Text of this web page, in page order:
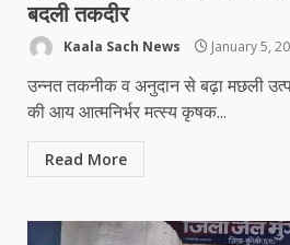
बदली तकदीर
Kaala Sach News January 5,
उन्नत तकनीक व अनुदान से बढ़ा मछली
की आय आत्मनिर्भर मत्स्य कृषक...
Read More